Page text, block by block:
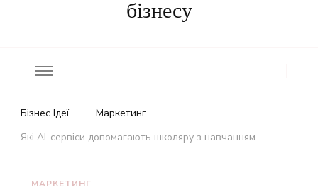
бізнесу
Бізнес Ідеї
Маркетинг
Які AI-сервіси допомагають школяру з навчанням
МАРКЕТИНГ